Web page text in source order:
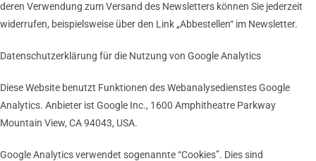
deren Verwendung zum Versand des Newsletters können Sie jederzeit
widerrufen, beispielsweise über den Link „Abbestellen“ im Newsletter.
Datenschutzerklärung für die Nutzung von Google Analytics
Diese Website benutzt Funktionen des Webanalysedienstes Google
Analytics. Anbieter ist Google Inc., 1600 Amphitheatre Parkway
Mountain View, CA 94043, USA.
Google Analytics verwendet sogenannte “Cookies”. Dies sind